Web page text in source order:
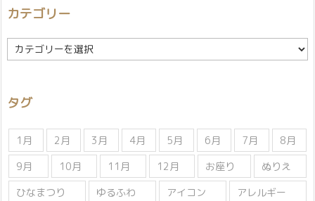
カテゴリー
カ
テ
ー
タグ
1月 2月 3月 4月 5月 6月 7月
8月
9月
10月 11月 12月 お座り
ぬりえ
ひなまつり
ゆるふわ アイコン
アレルギー